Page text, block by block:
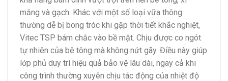
măng và gạch. Khác với một số loại vữa thông
thường dễ bị bong tróc khi gặp thời tiết khắc nghiệt,
Vitec TSP bám chắc vào bề mặt. Chịu được co ngót
tự nhiên của bê tông mà không nứt gãy. Điều này giúp
lớp phủ duy trì hiệu quả bảo vệ lâu dài, ngay cả khi
công trình thường xuyên chịu tác động của nhiệt độ